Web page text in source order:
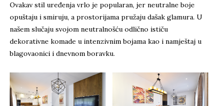
Ovakav stil uređenja vrlo je popularan, jer neutralne boje
opuštaju i smiruju, a prostorijama pružaju dašak glamura. U
našem slučaju svojom neutralnošću odlično ističu
dekorativne komade u intenzivnim bojama kao i namještaj u
blagovaonici i dnevnom boravku.